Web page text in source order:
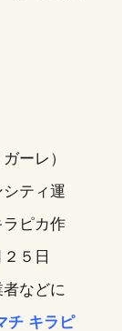
ーレ）
ティ運
ピカ作
５日
者などに
チ キラピ